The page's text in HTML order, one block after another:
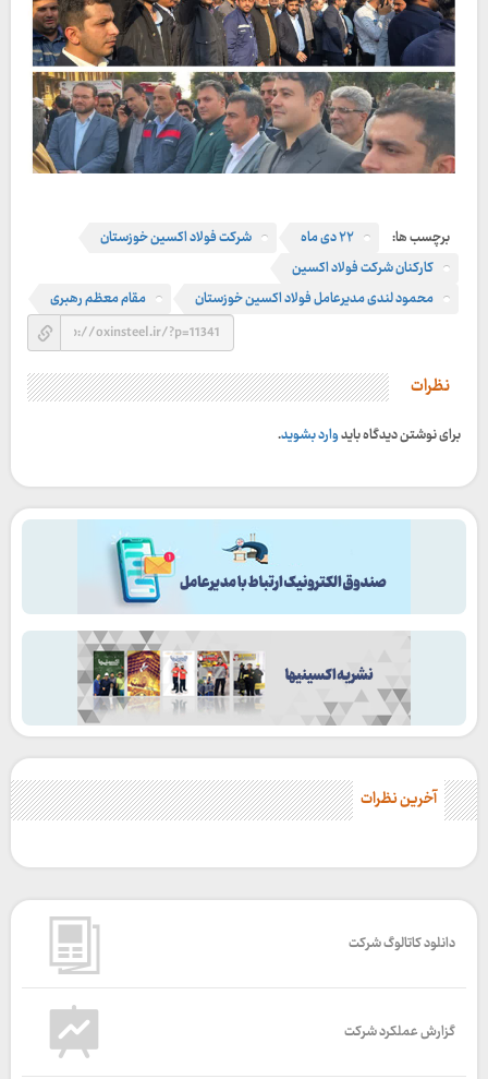
برچسب ها: ۲۲ دی ماه
شرکت فولاد اکسین خوزستان
کارکنان شرکت فولاد اکسین
محمود لندی مدیرعامل فولاد اکسین خوزستان
مقام معظم رهبری
نظرات
برای نوشتن دیدگاه بایدوارد بشوید.
آخرین نظرات
دانلود کاتالوگ شرکت
گزارش عملکرد شرکت